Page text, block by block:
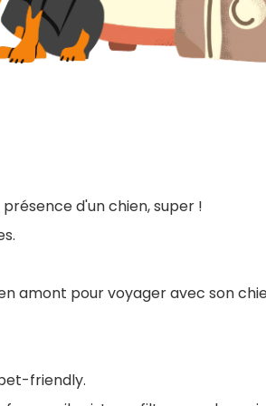
d'un chien, super !
amont pour voyager avec son
friendly.